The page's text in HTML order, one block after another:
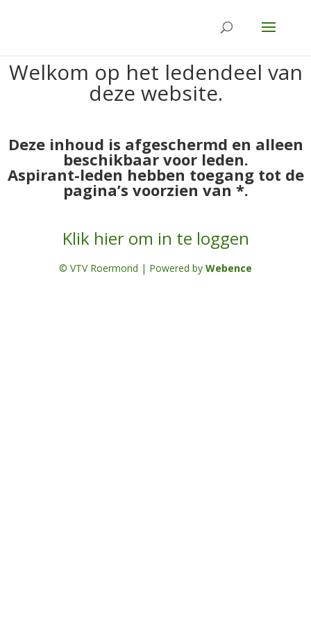
Welkom op het ledendeel van
deze website.
Deze inhoud is afgeschermd en alleen
beschikbaar voor leden.
Aspirant-leden hebben toegang tot de
pagina’s voorzien van *.
Klik hier om in te loggen
© VTV Roermond | Powered by Webence